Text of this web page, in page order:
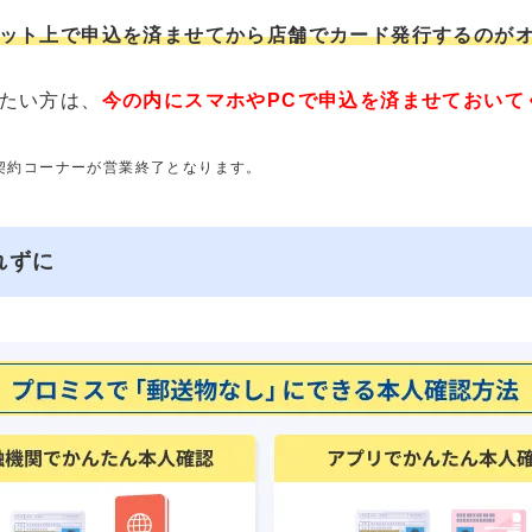
ト上で申込を済ませてから店舗でカード発行するのが
い方は、 今の内にスマホやPCで申込を済ませておいて
コーナーが営業終了となります。
ずに